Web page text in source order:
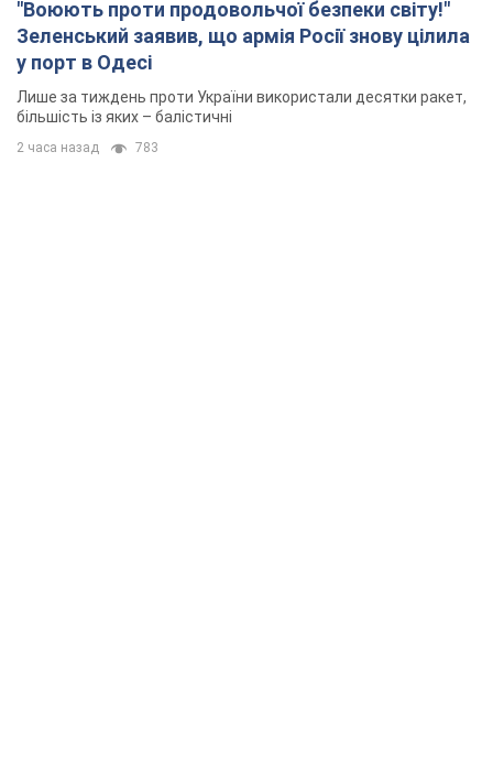
"Воюють проти продовольчої безпеки світу!"
Зеленський заявив, що армія Росії знову цілила
у порт в Одесі
Лише за тиждень проти України використали десятки ракет,
більшість із яких – балістичні
2 часа назад 783